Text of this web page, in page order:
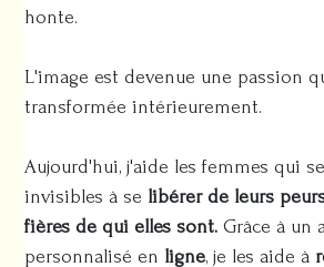
honte.
L'image est devenue une passion
transformée intérieurement.
Aujourd'hui, j'aide les femmes qui
invisibles à se libérer de leurs
fières de qui elles sont. Grâce à un
personnalisé en ligne, je les aide à